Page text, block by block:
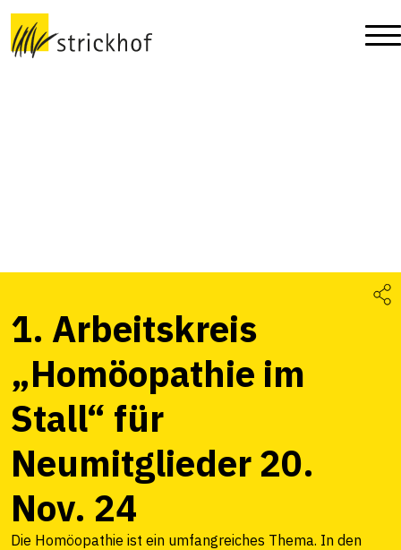
1. Arbeitskreis
„Homöopathie im
Stall“ für
Neumitglieder 20.
Nov. 24
Die Homöopathie ist ein umfangreiches Thema. In den